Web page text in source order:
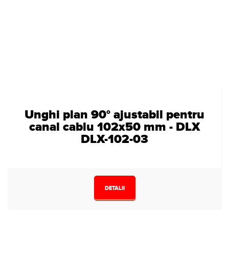
Unghi plan 90° ajustabil pentru
canal cablu 102x50 mm - DLX
DLX-102-03
DETALII